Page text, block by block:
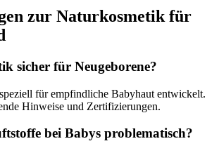
zur Naturkosmetik für
sicher für Neugeborene?
für empfindliche Babyhaut entwickelt.
Hinweise und Zertifizierungen.
bei Babys problematisch?